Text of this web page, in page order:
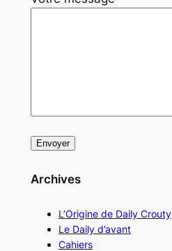
Archives
L’Origine de Daily Crouty
Le Daily d’avant
Cahiers